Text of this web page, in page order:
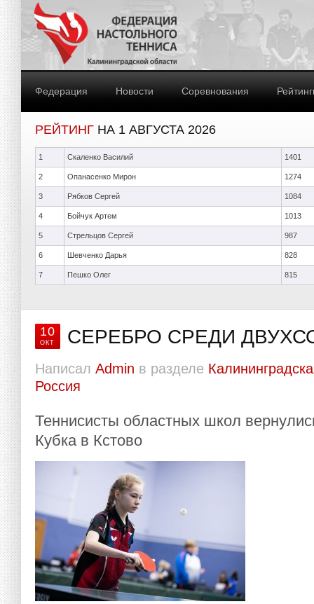
Федерация Новости Соревнования
РЕЙТИНГ НА 1 АВГУСТА 2026
1 Скаленко Василий 1401
2 Опанасенко Мирон 1274
3 Рябков Сергей 1084
4 Бойчук Артем 1013
5 Стрельцов Сергей 987
6 Шевченко Дарья 828
7 Пешко Олег 815
10
ОКТ СЕРЕБРО СРЕДИ
Написал Admin в разделе
Россия
Теннисисты областных школ
Кубка в Кстово